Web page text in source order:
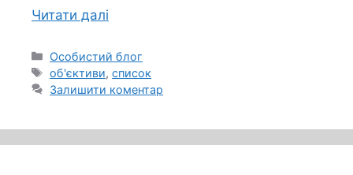
Читати далі
Категорії
Особистий блог
Позначки
об'єктиви,список
Залишити коментар